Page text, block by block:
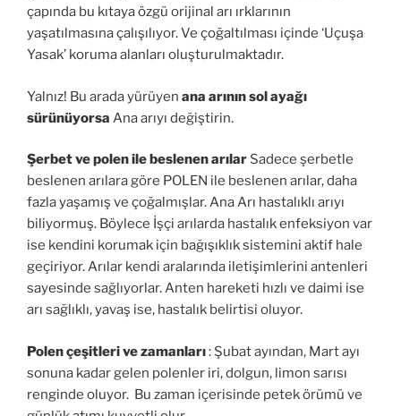
çapında bu kıtaya özgü orijinal arı ırklarının
yaşatılmasına çalışılıyor. Ve çoğaltılması içinde ‘Uçuşa
Yasak’ koruma alanları oluşturulmaktadır.
Yalnız! Bu arada yürüyen ana arının sol ayağı
sürünüyorsa Ana arıyı değiştirin.
Şerbet ve polen ile beslenen arılar Sadece şerbetle
beslenen arılara göre POLEN ile beslenen arılar, daha
fazla yaşamış ve çoğalmışlar. Ana Arı hastalıklı arıyı
biliyormuş. Böylece İşçi arılarda hastalık enfeksiyon var
ise kendini korumak için bağışıklık sistemini aktif hale
geçiriyor. Arılar kendi aralarında iletişimlerini antenleri
sayesinde sağlıyorlar. Anten hareketi hızlı ve daimi ise
arı sağlıklı, yavaş ise, hastalık belirtisi oluyor.
Polen çeşitleri ve zamanları: Şubat ayından, Mart ayı
sonuna kadar gelen polenler iri, dolgun, limon sarısı
renginde oluyor. Bu zaman içerisinde petek örümü ve